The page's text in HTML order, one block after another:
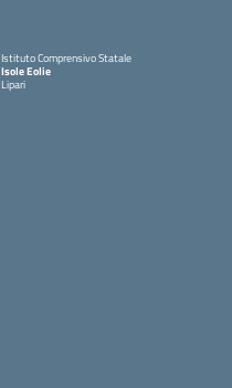
Istituto Comprensivo Statale
Isole Eolie
Lipari